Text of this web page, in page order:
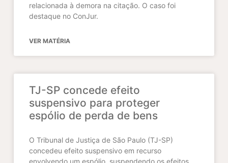
relacionada à demora na citação. O caso foi
destaque no ConJur.
VER MATÉRIA
TJ-SP concede efeito
suspensivo para proteger
espólio de perda de bens
O Tribunal de Justiça de São Paulo (TJ-SP)
concedeu efeito suspensivo em recurso